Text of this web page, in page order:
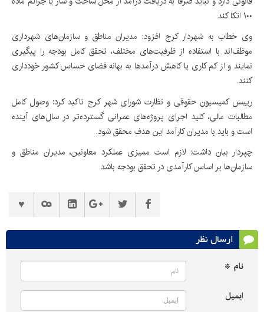
۱۰۰ اتکا کند.
وی خطاب به شهردار کرج افزود: مدیران مناطق و سازمان‌های شهرداری
موظف‌اند با استفاده از ظرفیت‌های مختلف، تحقق کامل بودجه را پیگیری
نمایند و از کم کاری یا کاهش درآمدها به بهانه فضای حساس کشور خودداری
کنند.
رییس کمیسیون حقوقی و نظارت شورای شهر کرج تاکید کرد: وصول کامل
مطالبات مالی، کلید اجرای پروژه‌های عمرانی گسترده‌تر در سال‌های آینده
است و باید با مدیران کارآمد این هدف محقق شود.
چپردار بیان داشت: لازم است ممیزی عملکرد معاونین، مدیران مناطق و
سازمان‌ها بر اساس کارآمدی در تحقق بودجه باشد.
ارسال نظر
نام *
ایمیل